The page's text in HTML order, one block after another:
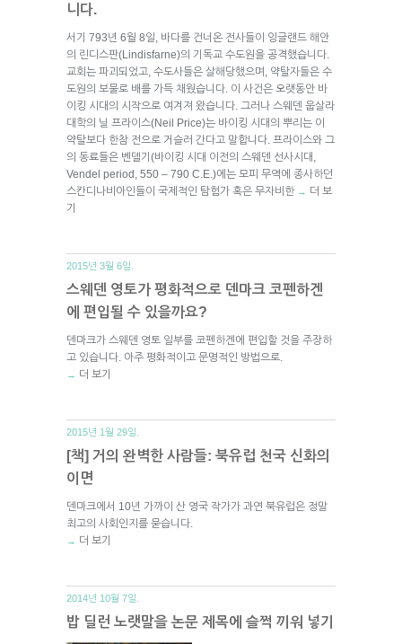
니다.
서기 793년 6월 8일, 바다를 건너온 전사들이 잉글랜드 해안
의 린디스판(Lindisfarne)의 기독교 수도원을 공격했습니다.
교회는 파괴되었고, 수도사들은 살해당했으며, 약탈자들은 수
도원의 보물로 배를 가득 채웠습니다. 이 사건은 오랫동안 바
이킹 시대의 시작으로 여겨져 왔습니다. 그러나 스웨덴 웁살라
대학의 닐 프라이스(Neil Price)는 바이킹 시대의 뿌리는 이
약탈보다 한참 전으로 거슬러 간다고 말합니다. 프라이스와 그
의 동료들은 벤델기(바이킹 시대 이전의 스웨덴 선사시대,
Vendel period, 550 – 790 C.E.)에는 모피 무역에 종사하던
스칸디나비아인들이 국제적인 탐험가 혹은 무자비한 → 더 보
기
2015년 3월 6일.
스웨덴 영토가 평화적으로 덴마크 코펜하겐
에 편입될 수 있을까요?
덴마크가 스웨덴 영토 일부를 코펜하겐에 편입할 것을 주장하
고 있습니다. 아주 평화적이고 문명적인 방법으로.
→ 더 보기
2015년 1월 29일.
[책] 거의 완벽한 사람들: 북유럽 천국 신화의
이면
덴마크에서 10년 가까이 산 영국 작가가 과연 북유럽은 정말
최고의 사회인지를 묻습니다.
→ 더 보기
2014년 10월 7일.
밥 딜런 노랫말을 논문 제목에 슬쩍 끼워 넣기